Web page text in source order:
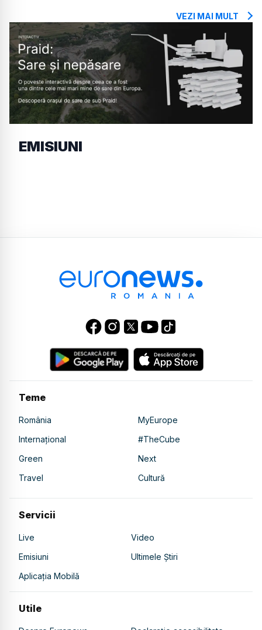
VEZI MAI MULT
EMISIUNI
Teme
România
MyEurope
Internațional
#TheCube
Green
Next
Travel
Cultură
Servicii
Live
Video
Emisiuni
Ultimele Știri
Aplicația Mobilă
Utile